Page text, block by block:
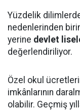
Yüzdelik
nedenlerinden
yerine devlet
değerlendiriliyor.
Özel okul
imkânlarının
olabilir. Geçmiş